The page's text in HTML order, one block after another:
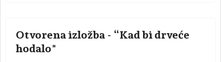
Otvorena izložba - “Kad bi drveće
hodalo"